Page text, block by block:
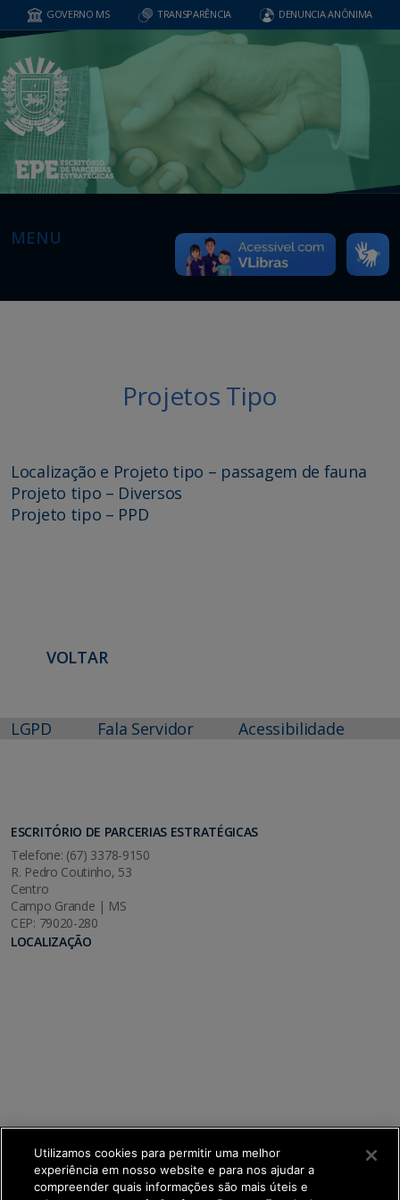
GOVERNO MS TRANSPARÊNCIA DENUNCIA ANÔNIMA
MENU
Projetos Tipo
Localização e Projeto tipo – passagem de fauna
Projeto tipo – Diversos
Projeto tipo – PPD
VOLTAR
LGPD Fala Servidor Acessibilidade
ESCRITÓRIO DE PARCERIAS ESTRATÉGICAS
Telefone: (67) 3378-9150
R. Pedro Coutinho, 53
Centro
Campo Grande | MS
CEP: 79020-280
LOCALIZAÇÃO
Utilizamos cookies para permitir uma melhor
experiência em nosso website e para nos ajudar a
compreender quais informações são mais úteis e